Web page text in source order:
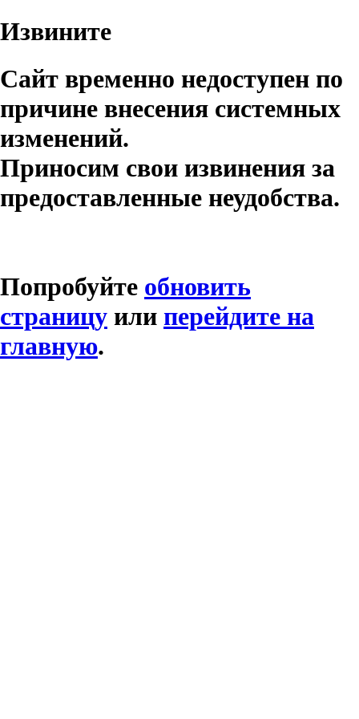
Извините
Сайт временно недоступен по
причине внесения системных
изменений.
Приносим свои извинения за
предоставленные неудобства.
Попробуйте обновить
страницу или перейдите на
главную.